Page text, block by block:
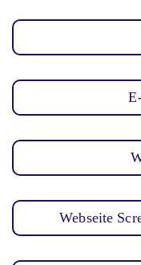
Webseite